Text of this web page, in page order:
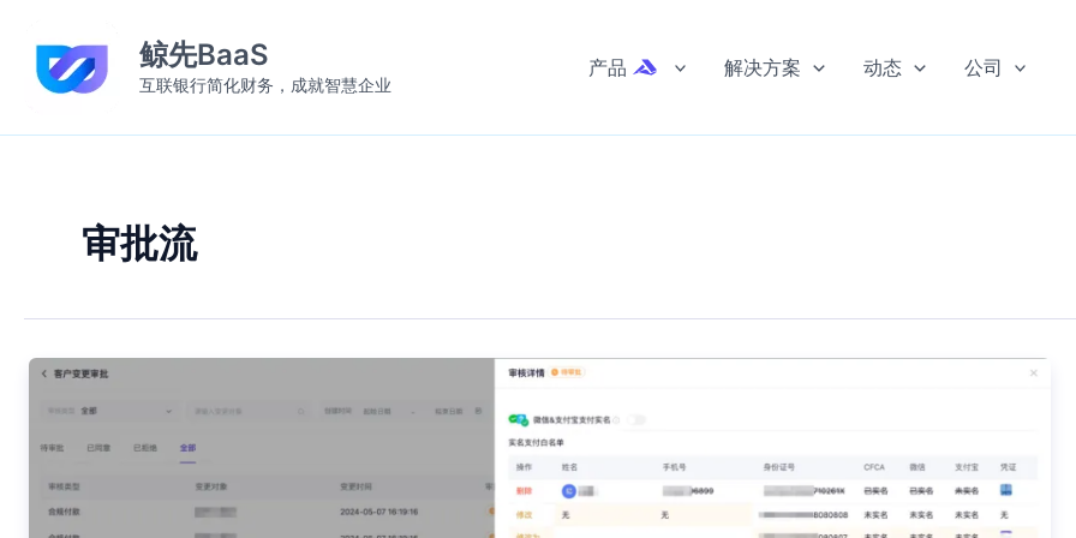
鲸先BaaS
互联银行简化财务，成就智慧企业
产品 解决方案 动态 公司
审批流